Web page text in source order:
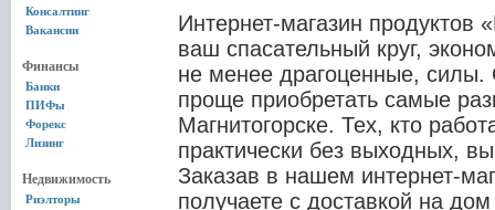
Консалтинг
Вакансии
Финансы
Банки
ПИФы
Форекс
Лизинг
Недвижимость
Риэлторы
Интернет-магазин продуктов
ваш спасательный круг,
не менее драгоценные, силы.
проще приобретать самые
Магнитогорске. Тех, кто
практически без выходных,
Заказав в нашем интернет-
получаете с доставкой на